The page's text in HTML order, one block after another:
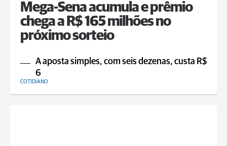
Mega-Sena acumula e prêmio
chega a R$ 165 milhões no
próximo sorteio
A aposta simples, com seis dezenas, custa R$
6
COTIDIANO